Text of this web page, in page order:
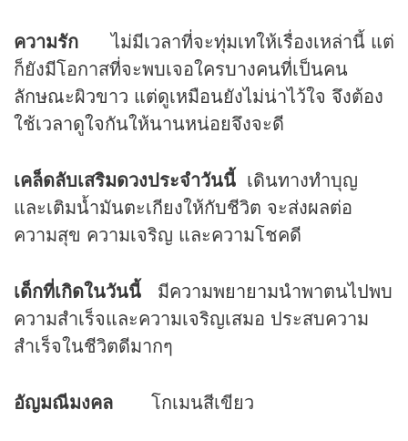
ความรัก ไม่มีเวลาที่จะทุ่มเทให้เรื่องเหล่านี้ แต่
ก็ยังมีโอกาสที่จะพบเจอใครบางคนที่เป็นคน
ลักษณะผิวขาว แต่ดูเหมือนยังไม่น่าไว้ใจ จึงต้อง
ใช้เวลาดูใจกันให้นานหน่อยจึงจะดี
เคล็ดลับเสริมดวงประจำวันนี้ เดินทางทำบุญ
และเติมน้ำมันตะเกียงให้กับชีวิต จะส่งผลต่อ
ความสุข ความเจริญ และความโชคดี
เด็กที่เกิดในวันนี้ มีความพยายามนำพาตนไปพบ
ความสำเร็จและความเจริญเสมอ ประสบความ
สำเร็จในชีวิตดีมากๆ
อัญมณีมงคล โกเมนสีเขียว